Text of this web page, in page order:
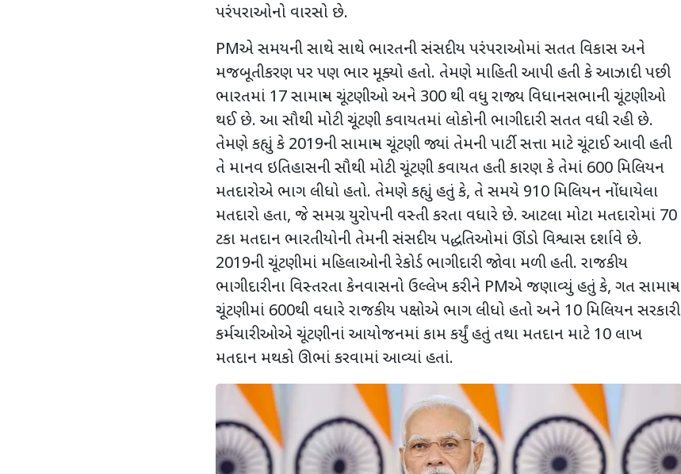
પરંપરાઓનો વારસો છે.
PMએ સમયની સાથે સાથે ભારતની સંસદીય પરંપરાઓમાં સતત વિકાસ અને
મજબૂતીકરણ પર પણ ભાર મૂક્યો હતો. તેમણે માહિતી આપી હતી કે આઝાદી પછી
ભારતમાં 17 સામાન્ય ચૂંટણીઓ અને 300 થી વધુ રાજ્ય વિધાનસભાની ચૂંટણીઓ
થઈ છે. આ સૌથી મોટી ચૂંટણી કવાયતમાં લોકોની ભાગીદારી સતત વધી રહી છે.
તેમણે કહ્યું કે 2019ની સામાન્ય ચૂંટણી જ્યાં તેમની પાર્ટી સત્તા માટે ચૂંટાઈ આવી હતી
તે માનવ ઇતિહાસની સૌથી મોટી ચૂંટણી કવાયત હતી કારણ કે તેમાં 600 મિલિયન
મતદારોએ ભાગ લીધો હતો. તેમણે કહ્યું હતું કે, તે સમયે 910 મિલિયન નોંધાયેલા
મતદારો હતા, જે સમગ્ર યુરોપની વસ્તી કરતા વધારે છે. આટલા મોટા મતદારોમાં 70
ટકા મતદાન ભારતીયોની તેમની સંસદીય પદ્ધતિઓમાં ઊંડો વિશ્વાસ દર્શાવે છે.
2019ની ચૂંટણીમાં મહિલાઓની રેકોર્ડ ભાગીદારી જોવા મળી હતી. રાજકીય
ભાગીદારીના વિસ્તરતા કેનવાસનો ઉલ્લેખ કરીને PMએ જણાવ્યું હતું કે, ગત સામાન્ય
ચૂંટણીમાં 600થી વધારે રાજકીય પક્ષોએ ભાગ લીધો હતો અને 10 મિલિયન સરકારી
કર્મચારીઓએ ચૂંટણીનાં આયોજનમાં કામ કર્યું હતું તથા મતદાન માટે 10 લાખ
મતદાન મથકો ઊભાં કરવામાં આવ્યાં હતાં.